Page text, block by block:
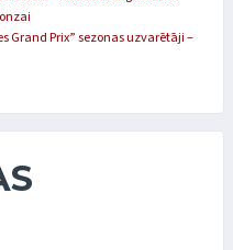
Grand Prix” sezonas uzvarētāji –